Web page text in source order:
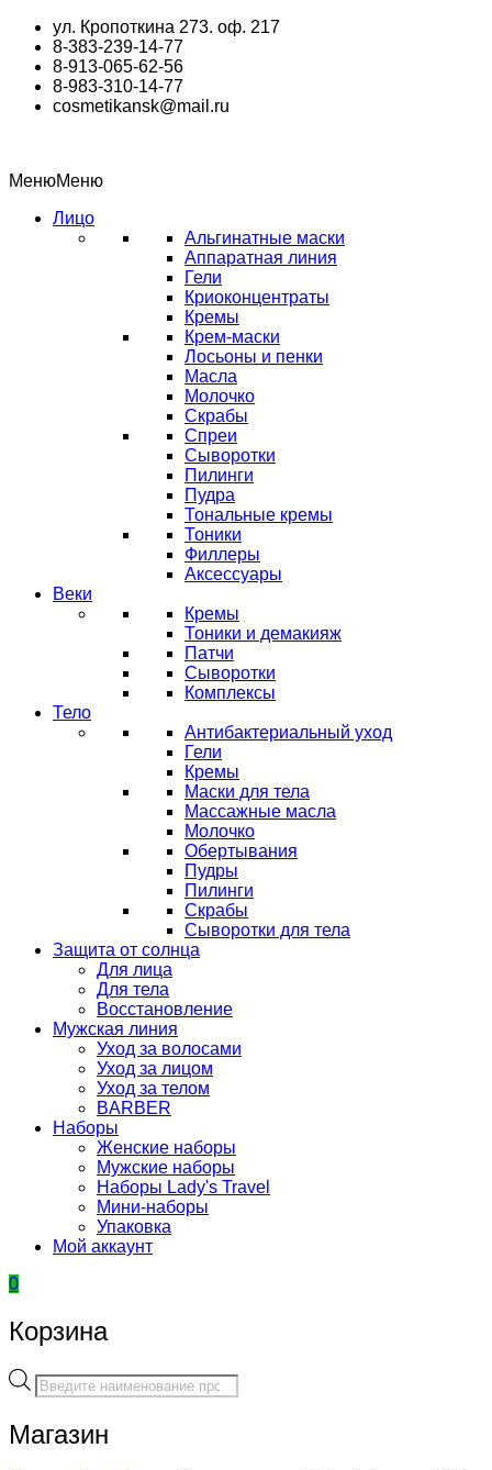
Перейти
содержимому
ул. Кропоткина 273. оф. 217
8-383-239-14-77
8-913-065-62-56
8-983-310-14-77
cosmetikansk@mail.ru
МенюМеню
Лицо
Альгинатные маски
Аппаратная линия
Гели
Криоконцентраты
Кремы
Крем-маски
Лосьоны и пенки
Масла
Молочко
Скрабы
Спреи
Сыворотки
Пилинги
Пудра
Тональные кремы
Тоники
Филлеры
Аксессуары
Веки
Кремы
Тоники и демакияж
Патчи
Сыворотки
Комплексы
Тело
Антибактериальный уход
Гели
Кремы
Маски для тела
Массажные масла
Молочко
Обертывания
Пудры
Пилинги
Скрабы
Сыворотки для тела
Защита от солнца
Для лица
Для тела
Восстановление
Мужская линия
Уход за волосами
Уход за лицом
Уход за телом
BARBER
Наборы
Женские наборы
Мужские наборы
Наборы Lady's Travel
Мини-наборы
Упаковка
Мой аккаунт
0
Корзина
Поиск
товаров
Магазин